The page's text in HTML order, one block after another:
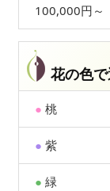
100,000円～
花の色
● 桃
● 紫
● 緑